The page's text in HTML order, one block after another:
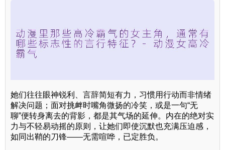
她们往往眼神锐利、言辞简短有力，习惯用行动而非情绪
解决问题；面对挑衅时嘴角微扬的冷笑，或是一句“无
聊”便转身离去的背影，都是其气场的延伸。内在的绝对实
力与不轻易动摇的原则，让她们即使沉默也充满压迫感，
如同出鞘的刀锋——无需喧哗，已定胜负。